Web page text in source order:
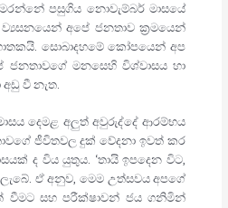
පසුගිය නොවැම්බර් මාසයේ
අපේ ජනතාව ක්‍රමයෙන්
සොබාදහමේ කෝපයෙන් අප
ජනතාවගේ මනසෙහි විශ්වාසය හා
වී නැත.
දෙමළ අලුත් අවුරුද්දේ ආරම්භය
ජීවිතවල දුක් වේදනා ඉවත් කර
ද විය යුතුය. ‘තායි ඉපදෙන විට,
ඒ අනුව, මෙම උත්සවය අපගේ
වීමට සහ පරීක්ෂාවන් ජය ගනිමින්